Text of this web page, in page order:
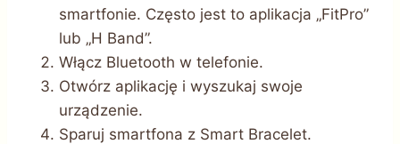
smartfonie. Często jest to aplikacja „FitPro”
lub „H Band”.
Włącz Bluetooth w telefonie.
Otwórz aplikację i wyszukaj swoje
urządzenie.
Sparuj smartfona z Smart Bracelet.